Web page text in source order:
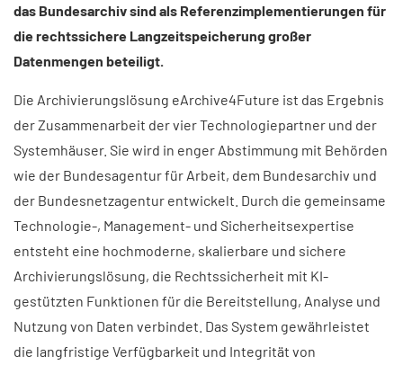
das Bundesarchiv sind als Referenzimplementierungen für
die rechtssichere Langzeitspeicherung großer
Datenmengen beteiligt.
Die Archivierungslösung eArchive4Future ist das Ergebnis
der Zusammenarbeit der vier Technologiepartner und der
Systemhäuser. Sie wird in enger Abstimmung mit Behörden
wie der Bundesagentur für Arbeit, dem Bundesarchiv und
der Bundesnetzagentur entwickelt. Durch die gemeinsame
Technologie-, Management- und Sicherheitsexpertise
entsteht eine hochmoderne, skalierbare und sichere
Archivierungslösung, die Rechtssicherheit mit KI-
gestützten Funktionen für die Bereitstellung, Analyse und
Nutzung von Daten verbindet. Das System gewährleistet
die langfristige Verfügbarkeit und Integrität von